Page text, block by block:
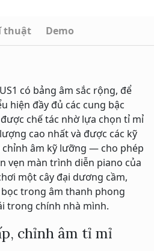
thuật Demo
có bảng âm sắc rộng, để
hiện đầy đủ các cung bậc
chế tác nhờ lựa chọn tỉ mỉ
cao nhất và được các kỹ
âm kỹ lưỡng — cho phép
vẹn màn trình diễn piano của
một cây đại dương cầm,
trong âm thanh phong
trong chính nhà mình.
chỉnh âm tỉ mỉ